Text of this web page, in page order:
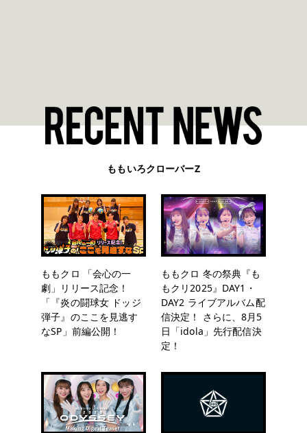
ももいろクローバーZ
ももクロ 「会心の一
劇」リリース記念！
「『炎の闘球女 ドッジ
弾子』のここを見逃す
なSP」前編公開！
ももクロ 冬の祭典『も
もクリ2025』DAY1・
DAY2 ライブアルバム配
信決定！ さらに、8月5
日「idola」先行配信決
定！